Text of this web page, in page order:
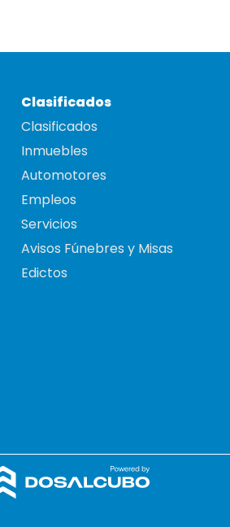
Clasificados
Clasificados
Inmuebles
Automotores
Empleos
Servicios
Avisos Fúnebres y Misas
Edictos